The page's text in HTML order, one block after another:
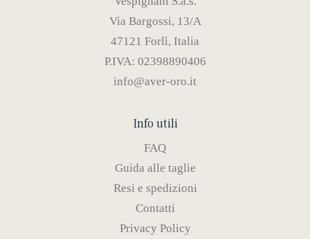
Via Bargossi, 13/A
47121 Forlì, Italia
P.IVA: 02398890406
info@aver-oro.it
Info utili
FAQ
Guida alle taglie
Resi e spedizioni
Contatti
Privacy Policy